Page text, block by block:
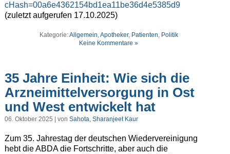
cHash=00a6e4362154bd1ea11be36d4e5385d9
(zuletzt aufgerufen 17.10.2025)
Kategorie:Allgemein,Apotheker, Patienten, Politik
Keine Kommentare »
35 Jahre Einheit: Wie sich die
Arzneimittelversorgung in Ost
und West entwickelt hat
06. Oktober 2025 | von Sahota, Sharanjeet Kaur
Zum 35. Jahrestag der deutschen Wiedervereinigung
hebt die ABDA die Fortschritte, aber auch die